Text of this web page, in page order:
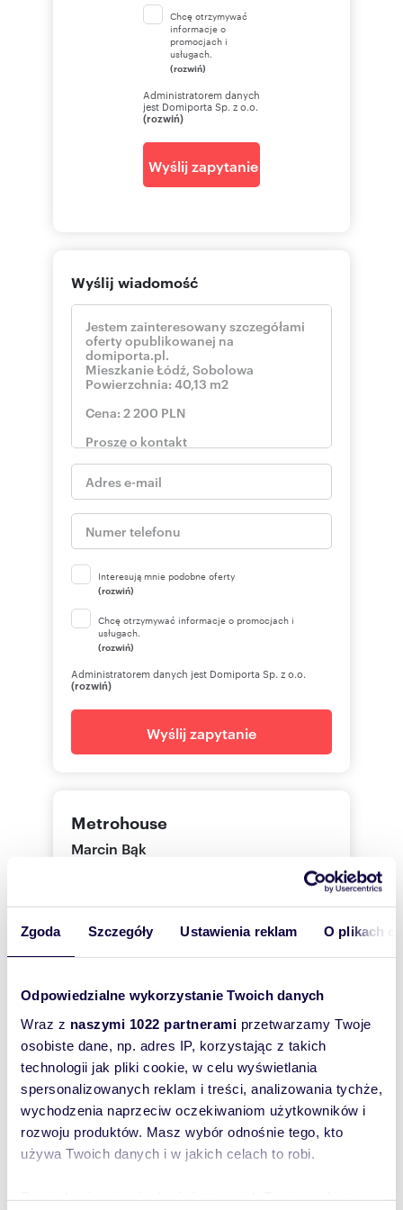
Zgoda Szczegóły Ustawienia reklam O plikach
Odpowiedzialne wykorzystanie Twoich danych
Wraz z naszymi 1022 partnerami przetwarzamy Twoje
osobiste dane, np. adres IP, korzystając z takich
technologii jak pliki cookie, w celu wyświetlania
spersonalizowanych reklam i treści, analizowania tychże,
wychodzenia naprzeciw oczekiwaniom użytkowników i
rozwoju produktów. Masz wybór odnośnie tego, kto
używa Twoich danych i w jakich celach to robi.
Chcę otrzymywać
informacje o
promocjach i
usługach.
(rozwiń)
Administratorem danych
jest Domiporta Sp. z o.o.
(rozwiń)
Wyślij zapytanie
Wyślij wiadomość
Interesują mnie podobne oferty
(rozwiń)
Chcę otrzymywać informacje o promocjach i
usługach.
(rozwiń)
Administratorem danych jest Domiporta Sp. z o.o.
(rozwiń)
Wyślij zapytanie
Metrohouse
Marcin Bąk
+48699 Pokaż telefon
Zostaw telefon, oddzwonimy
bezpłatnie
Zatwierdź